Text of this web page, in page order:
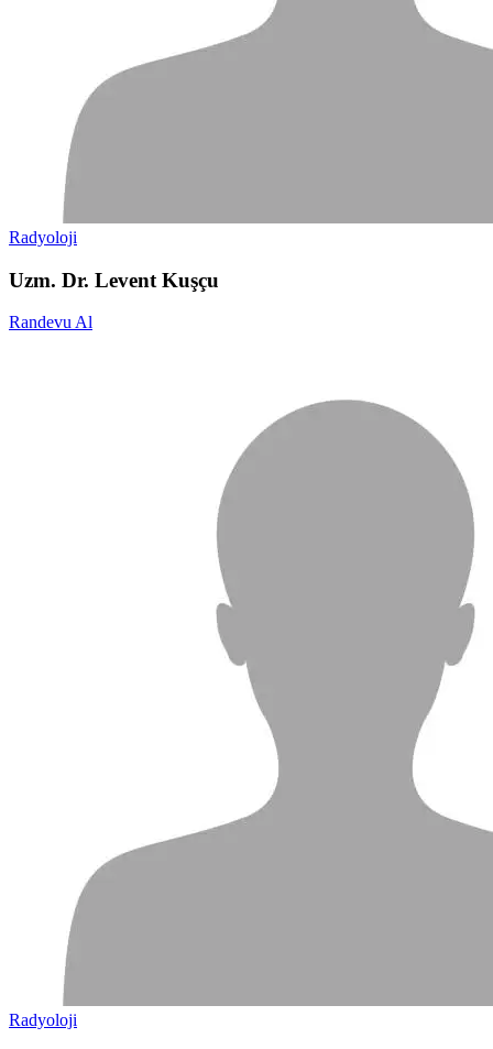
Radyoloji
Uzm. Dr. Levent Kuşçu
Randevu Al
Radyoloji